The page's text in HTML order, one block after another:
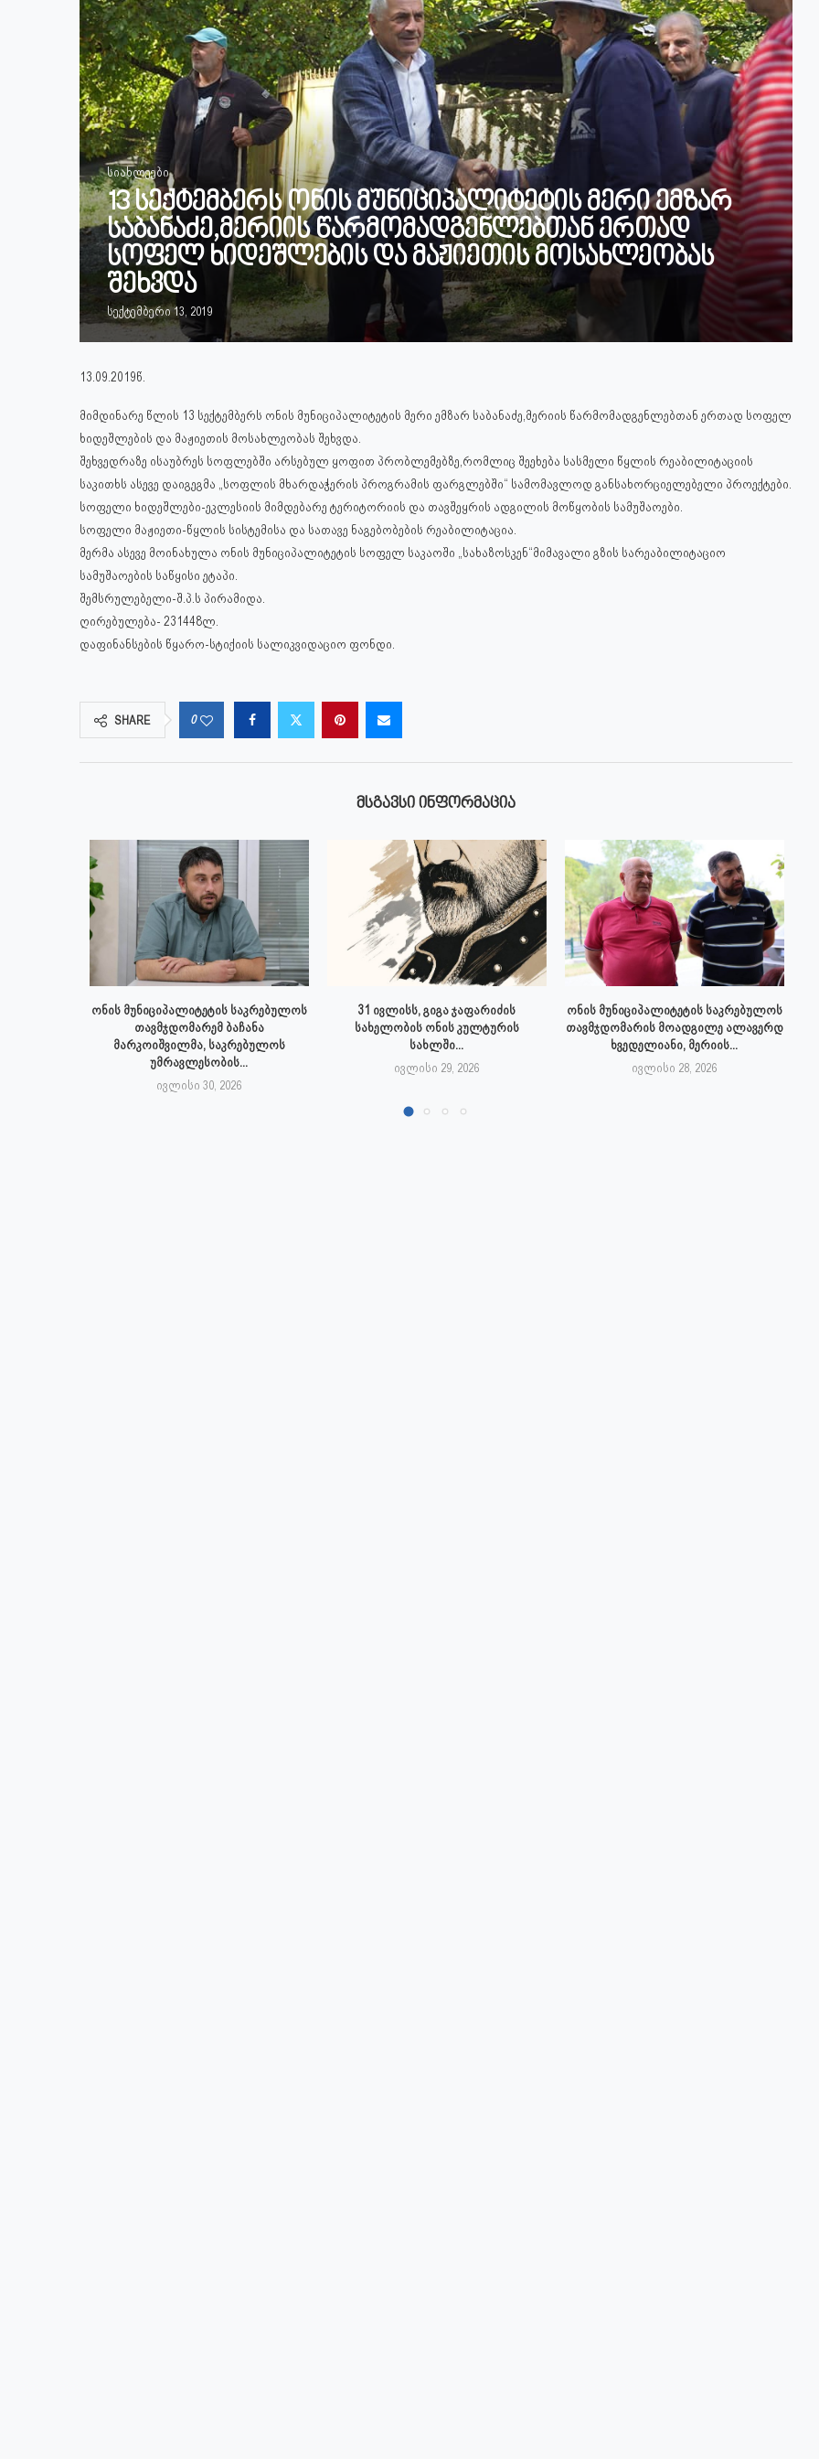
სიახლეები
13 სექტემბერს ონის მუნიციპალიტეტის მერი ემზარ
საბანაძე,მერიის წარმომადგენლებთან ერთად
სოფელ ხიდეშლების და მაჟიეთის მოსახლეობას
შეხვდა
სექტემბერი 13, 2019
13.09.2019წ.
მიმდინარე წლის 13 სექტემბერს ონის მუნიციპალიტეტის მერი ემზარ საბანაძე,მერიის წარმომადგენლებთან ერთად სოფელ
ხიდეშლების და მაჟიეთის მოსახლეობას შეხვდა.
შეხვედრაზე ისაუბრეს სოფლებში არსებულ ყოფით პრობლემებზე,რომლიც შეეხება სასმელი წყლის რეაბილიტაციის
საკითხს ასევე დაიგეგმა „სოფლის მხარდაჭერის პროგრამის ფარგლებში“ სამომავლოდ განსახორციელებელი პროექტები.
სოფელი ხიდეშლები-ეკლესიის მიმდებარე ტერიტორიის და თავშეყრის ადგილის მოწყობის სამუშაოები.
სოფელი მაჟიეთი-წყლის სისტემისა და სათავე ნაგებობების რეაბილიტაცია.
მერმა ასევე მოინახულა ონის მუნიციპალიტეტის სოფელ საკაოში „სახაზოსკენ“მიმავალი გზის სარეაბილიტაციო
სამუშაოების საწყისი ეტაპი.
შემსრულებელი-შ.პ.ს პირამიდა.
ღირებულება- 231448ლ.
დაფინანსების წყარო-სტიქიის სალიკვიდაციო ფონდი.
SHARE 0
ᲛᲡᲒᲐᲕᲡᲘ ᲘᲜᲤᲝᲠᲛᲐᲪᲘᲐ
ონის მუნიციპალიტეტის საკრებულოს
თავმჯდომარემ ბაჩანა
მარკოიშვილმა, საკრებულოს
უმრავლესობის...
ივლისი 30, 2026
31 ივლისს, გიგა ჯაფარიძის
სახელობის ონის კულტურის
სახლში...
ივლისი 29, 2026
ონის მუნიციპალიტეტის საკრებულოს
თავმჯდომარის მოადგილე ალავერდ
ხვედელიანი, მერიის...
ივლისი 28, 2026